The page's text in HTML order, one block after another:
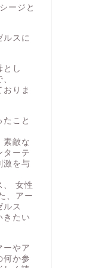
ージと
ルスに
とし
おりま
こと
素敵な
ターテ
激を与
、 女性
、アー
ルス
きたい
ーやア
何か参